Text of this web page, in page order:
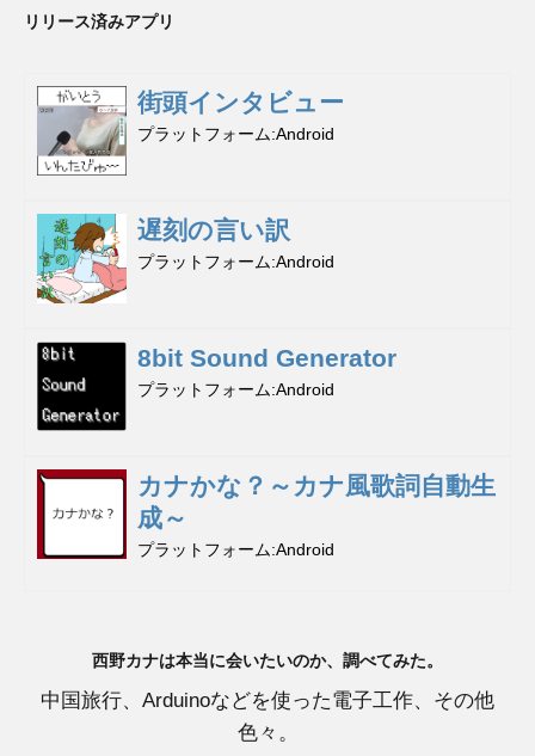
リリース済みアプリ
街頭インタビュー
プラットフォーム Android
遅刻の言い訳
プラットフォーム Android
8bit Sound Generator
プラットフォーム Android
カナかな？～カナ風歌詞自動生
成～
プラットフォーム Android
西野カナは本当に会いたいのか、調べてみた。
中国旅行、Arduinoなどを使った電子工作、その他
色々。